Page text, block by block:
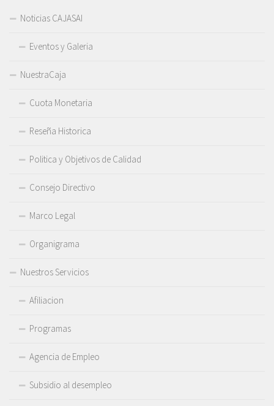
Noticias CAJASAI
Eventos y Galeria
NuestraCaja
Cuota Monetaria
Reseña Historica
Politica y Objetivos de Calidad
Consejo Directivo
Marco Legal
Organigrama
Nuestros Servicios
Afiliacion
Programas
Agencia de Empleo
Subsidio al desempleo